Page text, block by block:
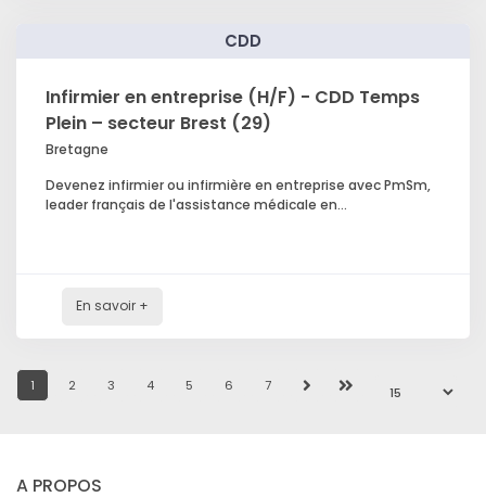
CDD
Infirmier en entreprise (H/F) - CDD Temps
Plein – secteur Brest (29)
Bretagne
Devenez infirmier ou infirmière en entreprise avec PmSm,
leader français de l'assistance médicale en...
En savoir +
1 2 3 4 5 6 7
A PROPOS